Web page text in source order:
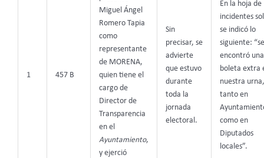
1 457 B
Miguel Ángel
Romero Tapia
como
representante
de MORENA,
quien tiene el
cargo de
Director de
Transparencia
en el
Ayuntamiento,
y ejerció
Sin
precisar, se
advierte
que estuvo
durante
toda la
jornada
electoral.
En la hoja de
incidentes
se indicó lo
siguiente: “se
encontró una
boleta extra
nuestra urna,
tanto en
como en
Diputados
locales”.